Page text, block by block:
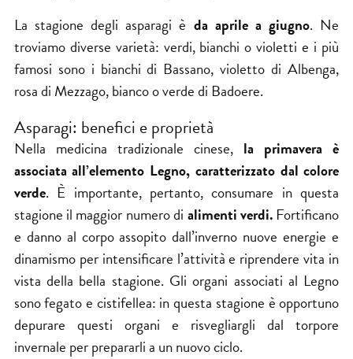
La stagione degli asparagi è da aprile a giugno. Ne
troviamo diverse varietà: verdi, bianchi o violetti e i più
famosi sono i bianchi di Bassano, violetto di Albenga,
rosa di Mezzago, bianco o verde di Badoere.
Asparagi: benefici e proprietà
Nella medicina tradizionale cinese, la primavera è
associata all’elemento Legno, caratterizzato dal colore
verde. È importante, pertanto, consumare in questa
stagione il maggior numero di alimenti verdi. Fortificano
e danno al corpo assopito dall’inverno nuove energie e
dinamismo per intensificare l’attività e riprendere vita in
vista della bella stagione. Gli organi associati al Legno
sono fegato e cistifellea: in questa stagione è opportuno
depurare questi organi e risvegliargli dal torpore
invernale per prepararli a un nuovo ciclo.